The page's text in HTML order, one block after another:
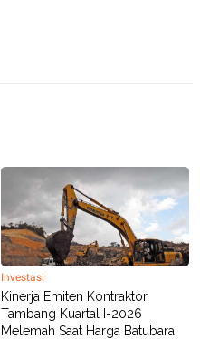
Investasi
Kinerja Emiten Kontraktor
Tambang Kuartal I-2026
Melemah Saat Harga Batubara